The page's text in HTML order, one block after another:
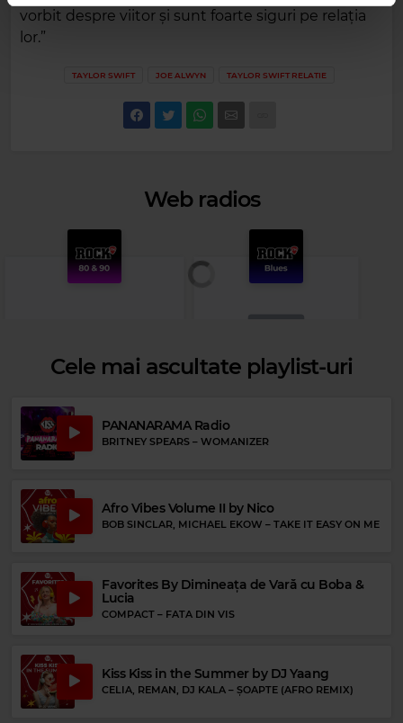
vorbit despre viitor și sunt foarte siguri pe relația
lor.”
TAYLOR SWIFT JOE ALWYN TAYLOR SWIFT RELATIE
Web radios
Rock 80s & 90s
Rock Blues
Magic FM
Cele mai ascultate playlist-uri
PANANARAMA Radio
BRITNEY SPEARS – WOMANIZER
Afro Vibes Volume II by Nico
BOB SINCLAR, MICHAEL EKOW – TAKE IT EASY ON ME
Favorites By Dimineața de Vară cu Boba &
Lucia
COMPACT – FATA DIN VIS
Kiss Kiss in the Summer by DJ Yaang
CELIA, REMAN, DJ KALA – ȘOAPTE (AFRO REMIX)